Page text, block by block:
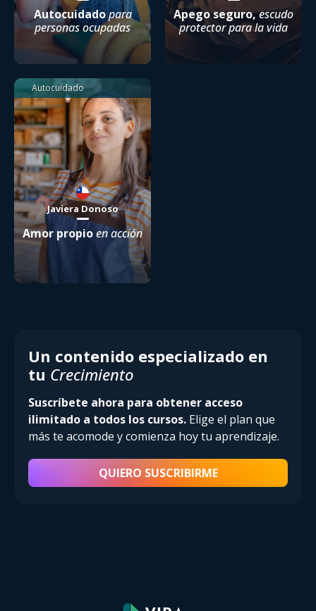
Autocuidadopara
personas ocupadas
Apego seguro,escudo
protector para la vida
Autocuidado
Javiera Donoso
Amor propioen acción
Un contenido especializado en
tu Crecimiento
Suscríbete ahora para obtener acceso
ilimitado a todos los cursos. Elige el plan que
más te acomode y comienza hoy tu aprendizaje.
QUIERO SUSCRIBIRME